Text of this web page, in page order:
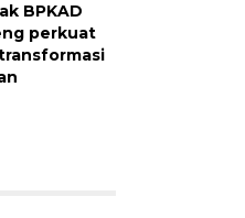
BPKAD
perkuat